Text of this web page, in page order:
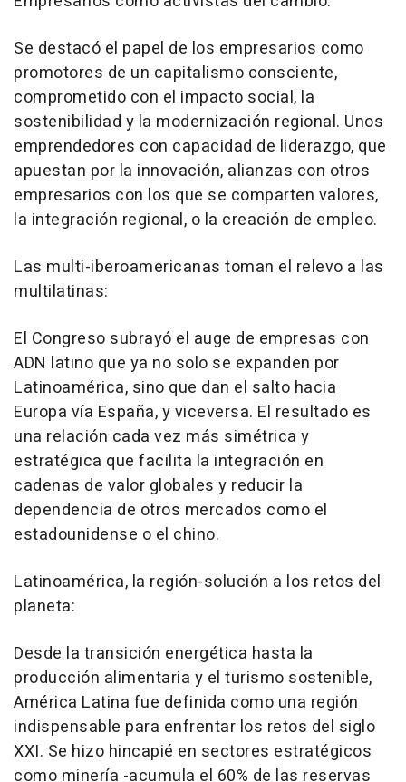
Se destacó el papel de los empresarios como
promotores de un capitalismo consciente,
comprometido con el impacto social, la
sostenibilidad y la modernización regional. Unos
emprendedores con capacidad de liderazgo, que
apuestan por la innovación, alianzas con otros
empresarios con los que se comparten valores,
la integración regional, o la creación de empleo.
Las multi-iberoamericanas toman el relevo a las
multilatinas:
El Congreso subrayó el auge de empresas con
ADN latino que ya no solo se expanden por
Latinoamérica, sino que dan el salto hacia
Europa vía España, y viceversa. El resultado es
una relación cada vez más simétrica y
estratégica que facilita la integración en
cadenas de valor globales y reducir la
dependencia de otros mercados como el
estadounidense o el chino.
Latinoamérica, la región-solución a los retos del
planeta:
Desde la transición energética hasta la
producción alimentaria y el turismo sostenible,
América Latina fue definida como una región
indispensable para enfrentar los retos del siglo
XXI. Se hizo hincapié en sectores estratégicos
como minería -acumula el 60% de las reservas